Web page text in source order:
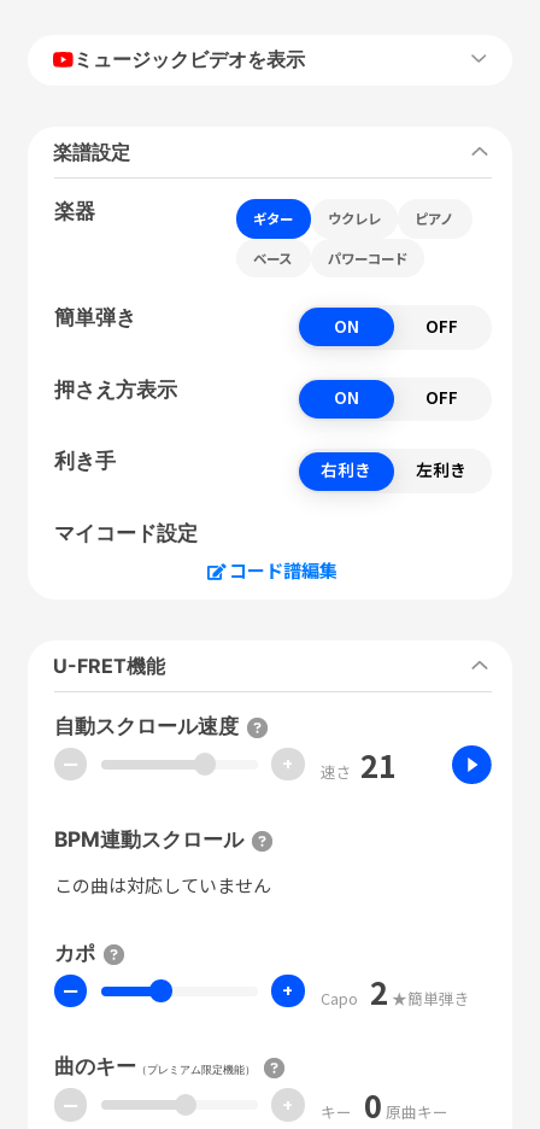
ミュージックビデオを表示
楽譜設定
楽器 ギター ウクレレ ピアノ
ベース パワーコード
簡単弾き ON OFF
押さえ方表示 ON OFF
利き手 右利き 左利き
マイコード設定
コード譜編集
U-FRET機能
自動スクロール速度
ー + 速さ 21
BPM連動スクロール
この曲は対応していません
カポ
ー + Capo 2 ★簡単弾き
曲のキー（プレミアム限定機能）
ー + キー 0 原曲キー